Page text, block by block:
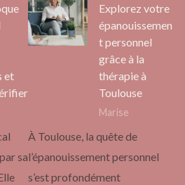
et
sa
Explorez votre
épanouissemen
t personnel
grâce à la
thérapie à
Toulouse
Marise
À Toulouse, la quête de
l’épanouissement personnel
s’est profondément